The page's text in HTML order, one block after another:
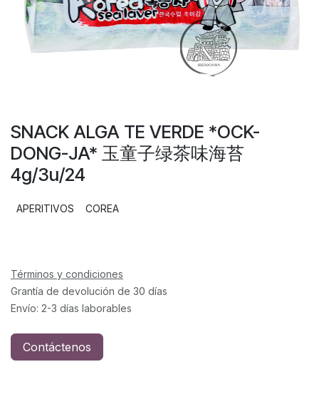
SNACK ALGA TE VERDE *OCK-
DONG-JA* 玉童子绿茶味海苔
4g/3u/24
APERITIVOS COREA
Términos y condiciones
Grantía de devolución de 30 días
Envío: 2-3 días laborables
Contáctenos